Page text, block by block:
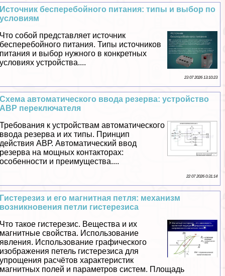
Источник бесперебойного питания: типы и выбор по
условиям
Что собой представляет источник
бесперебойного питания. Типы источников
питания и выбор нужного в конкретных
условиях устройства....
23 07 2026 13:10:23
Схема автоматического ввода резерва: устройство
АВР переключателя
Требования к устройствам автоматического
ввода резерва и их типы. Принцип
действия АВР. Автоматический ввод
резерва на мощных контакторах:
особенности и преимущества....
22 07 2026 0:31:14
Гистерезиз и его магнитная петля: механизм
возникновения петли гистерезиса
Что такое гистерезис. Вещества и их
магнитные свойства. Использование
явления. Использование графического
изображения петель гистерезиса для
упрощения расчётов хаpaктеристик
магнитных полей и параметров систем. Площадь